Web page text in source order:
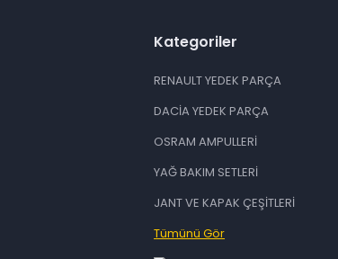
Kategoriler
RENAULT YEDEK PARÇA
DACİA YEDEK PARÇA
OSRAM AMPULLERİ
YAĞ BAKIM SETLERİ
JANT VE KAPAK ÇEŞİTLERİ
Tümünü Gör